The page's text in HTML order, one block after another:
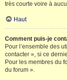
très courte voire à
Haut
Comment puis-je
Pour l’ensemble des
contacter », si ce
Pour les membres du
du forum ».